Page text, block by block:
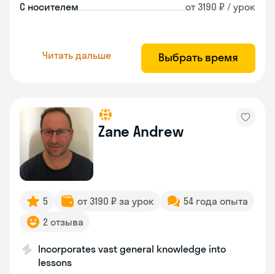
С носителем от 3190 ₽ / урок
Читать дальше Выбрать время
Zane Andrew
5 от 3190 ₽ за урок
54 года опыта
2 отзыва
Incorporates vast general knowledge into
lessons